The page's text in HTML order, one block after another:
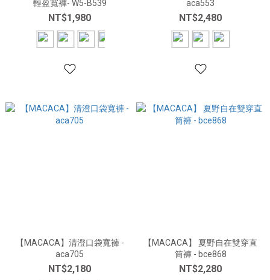
輕盈寬褲- W5-B539
NT$1,980
aca553
NT$2,480
【MACACA】清澄口袋寬褲 -
aca705
NT$2,180
【MACACA】 夏野自在雙穿直
筒褲 - bce868
NT$2,280